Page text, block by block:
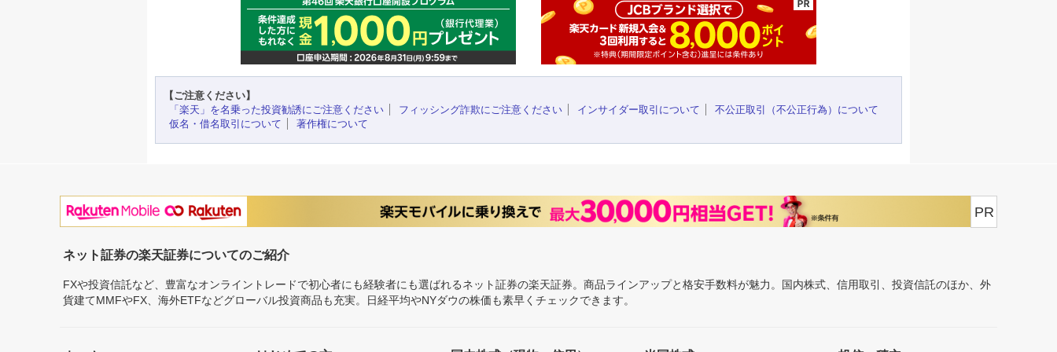
【ご注意ください】
「楽天」を名乗った投資勧誘にご注意ください
フィッシング詐欺にご注意ください インサイダー取引について
不公正取引（不公正行為）について
仮名・借名取引について
著作権について
PR
ネット証券の楽天証券についてのご紹介
FXや投資信託など、豊富なオンライントレードで初心者にも経験者にも選ばれるネット証券の楽天証券。商品ラインアップと格安手数料が魅力。国内株式、信用取引、投資信託のほか、外
貨建てMMFやFX、海外ETFなどグローバル投資商品も充実。日経平均やNYダウの株価も素早くチェックできます。